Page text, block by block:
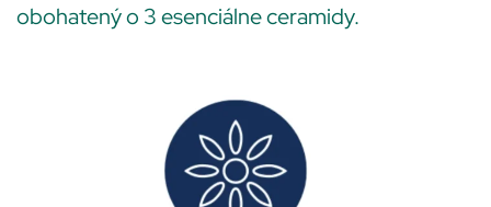
obohatený o 3 esenciálne ceramidy.